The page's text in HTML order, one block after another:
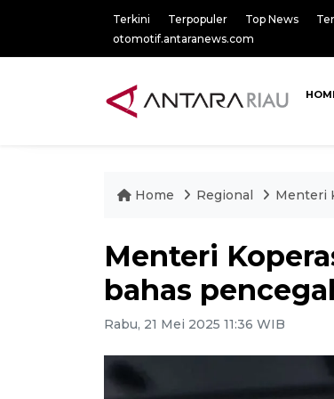
Terkini Terpopuler Top News
otomotif.antaranews.com
Home Regional Menteri
Menteri
bahas
Rabu, 21 Mei 2025 11:36 WIB